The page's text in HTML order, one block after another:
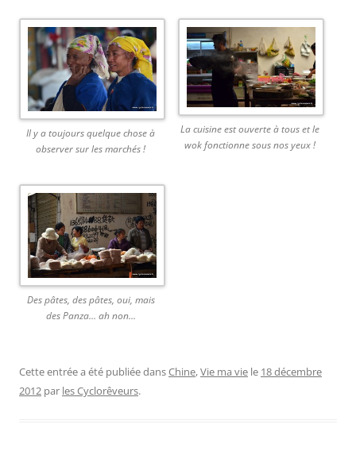
Il y a toujours quelque chose à
observer sur les marchés !
La cuisine est ouverte à tous et le
wok fonctionne sous nos yeux !
Des pâtes, des pâtes, oui, mais
des Panza… ah non…
Cette entrée a été publiée dansChine,Vie ma vie le 18 décembre
2012 par les Cyclorêveurs.